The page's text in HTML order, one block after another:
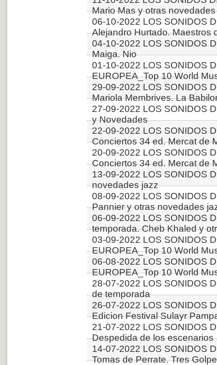
Mario Mas y otras novedades
06-10-2022 LOS SONIDOS
Alejandro Hurtado. Maestros
04-10-2022 LOS SONIDOS
Maiga. Nio
01-10-2022 LOS SONIDOS
EUROPEA_Top 10 World
29-09-2022 LOS SONIDOS
Mariola Membrives. La
27-09-2022 LOS SONIDOS
y Novedades
22-09-2022 LOS SONIDOS
Conciertos 34 ed. Mercat de
20-09-2022 LOS SONIDOS
Conciertos 34 ed. Mercat de
13-09-2022 LOS SONIDOS
novedades jazz
08-09-2022 LOS SONIDOS
Pannier y otras novedades
06-09-2022 LOS SONIDOS
temporada. Cheb Khaled y
03-09-2022 LOS SONIDOS
EUROPEA_Top 10 World
06-08-2022 LOS SONIDOS
EUROPEA_Top 10 World
28-07-2022 LOS SONIDOS
de temporada
26-07-2022 LOS SONIDOS
Edicion Festival Sulayr
21-07-2022 LOS SONIDOS
Despedida de los escenarios
14-07-2022 LOS SONIDOS
Tomas de Perrate. Tres